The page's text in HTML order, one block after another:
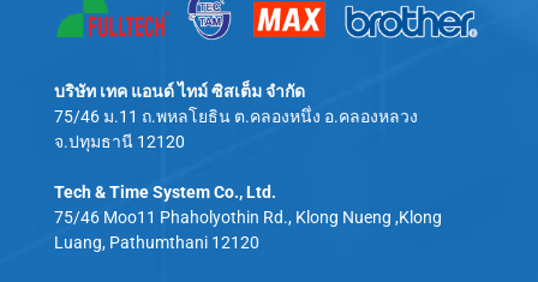
บริษัท เทค แอนด์ ไทม์ ซิสเต็ม จำกัด
75/46 ม.11 ถ.พหลโยธิน ต.คลองหนึ่ง อ.คลองหลวง
จ.ปทุมธานี 12120
Tech & Time System Co., Ltd.
75/46 Moo11 Phaholyothin Rd., Klong Nueng ,Klong
Luang, Pathumthani 12120